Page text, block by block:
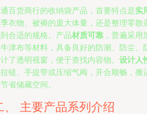
百货商行的收纳袋产品，首要特点是实
衣物、被褥的庞大体量，还是整理零散
合适的规格。产品材质可靠 ，普遍采
津布等材料，具备良好的防潮、防尘、
了透明视窗，便于查找内容物。 设计人
链、手提带或压缩气阀，开合顺畅，搬
省储藏空间。
、 主要产品系列介绍